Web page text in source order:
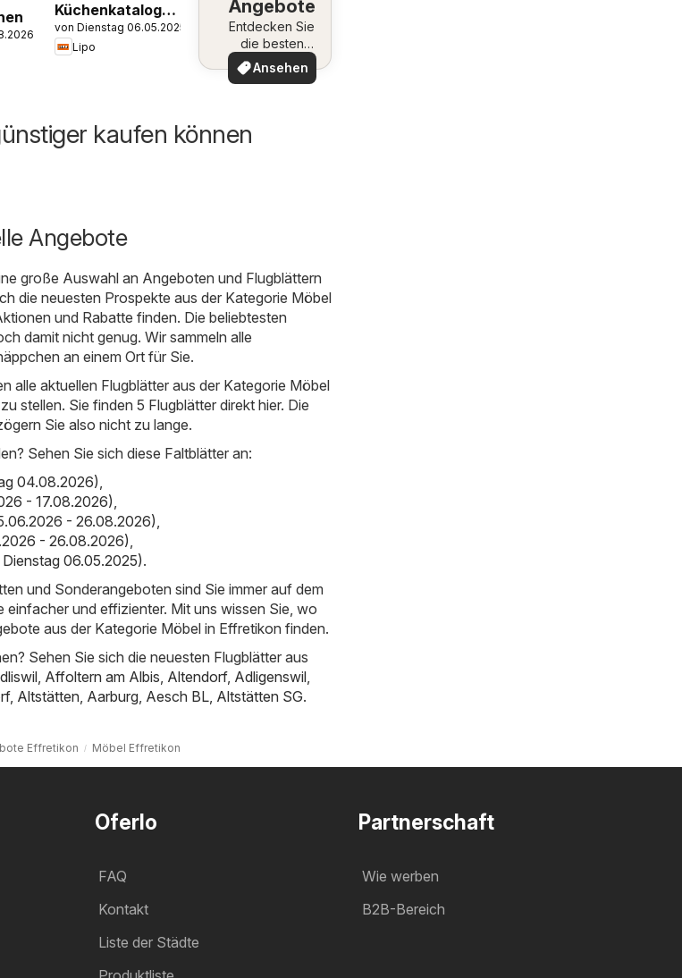
Küchenkatalog
2025
von Dienstag 06.05.2025
Lipo
Angebote
Entdecken Sie
die besten
Angebote
Ansehen
kaufen können
Angebote
große Auswahl an Angeboten und Flugblättern
die neuesten Prospekte aus der Kategorie Möbel
und Rabatte finden. Die beliebtesten
damit nicht genug. Wir sammeln alle
an einem Ort für Sie.
alle aktuellen Flugblätter aus der Kategorie Möbel
stellen. Sie finden 5 Flugblätter direkt hier. Die
Sie also nicht zu lange.
Sehen Sie sich diese Faltblätter an:
04.08.2026)
- 17.08.2026)
- 26.08.2026)
- 26.08.2026)
06.05.2025).
und Sonderangeboten sind Sie immer auf dem
und effizienter. Mit uns wissen Sie, wo
aus der Kategorie Möbel in Effretikon finden.
Sehen Sie sich die neuesten Flugblätter aus
Affoltern am Albis Altendorf, Adligenswil
, Altstätten Aarburg Aesch BL Altstätten SG.
Effretikon Möbel Effretikon
Oferlo
FAQ
Kontakt
Liste der Städte
Partnerschaft
Wie werben
B2B-Bereich